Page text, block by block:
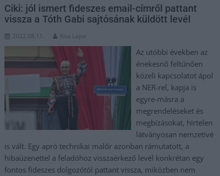
Ciki: jól ismert fideszes email-címről pattant
vissza a Tóth Gabi sajtósának küldött levél
2022.08.11. Kiss Lajos
Az utóbbi években az
énekesnő feltűnően
közeli kapcsolatot ápol
a NER-rel, kapja is
egyre-másra a
megrendeléseket és
megbízásokat, hirtelen
látványosan nemzetivé
is vált. Egy apró technikai malőr azonban rámutatott, a
hibaüzenettel a feladóhoz visszaérkező levél konkrétan egy
fontos fideszes dolgozótól pattant vissza, miközben nem